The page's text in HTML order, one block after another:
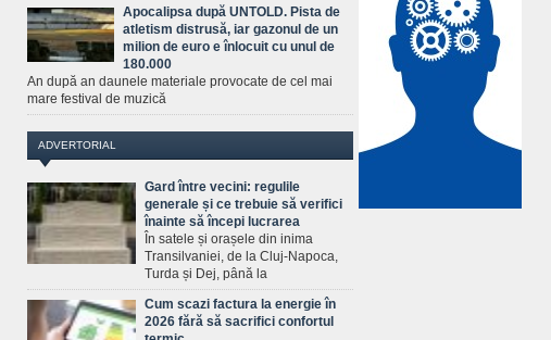
Apocalipsa după UNTOLD. Pista de
atletism distrusă, iar gazonul de un
milion de euro e înlocuit cu unul de
180.000
An după an daunele materiale provocate de cel mai
mare festival de muzică
ADVERTORIAL
Gard între vecini: regulile
generale și ce trebuie să verifici
înainte să începi lucrarea
În satele și orașele din inima
Transilvaniei, de la Cluj-Napoca,
Turda și Dej, până la
Cum scazi factura la energie în
2026 fără să sacrifici confortul